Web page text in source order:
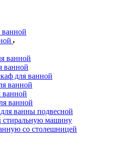
ванной
ванной
ванной
для ванной
ванной
ванной
ванной
ванны подвесной
стиральную машину
со столешницей